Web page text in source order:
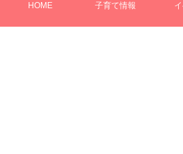
HOME 子育て情報